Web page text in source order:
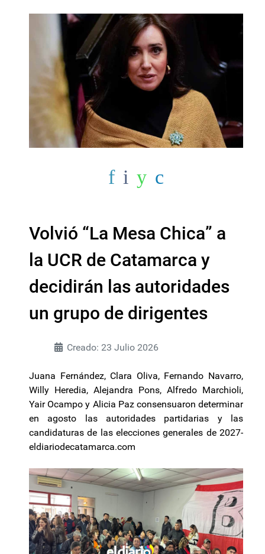
Volvió “La Mesa Chica” a
la UCR de Catamarca y
decidirán las autoridades
un grupo de dirigentes
Creado: 23 Julio 2026
Juana Fernández, Clara Oliva, Fernando Navarro,
Willy Heredia, Alejandra Pons, Alfredo Marchioli,
Yair Ocampo y Alicia Paz consensuaron determinar
en agosto las autoridades partidarias y las
candidaturas de las elecciones generales de 2027-
eldiariodecatamarca.com